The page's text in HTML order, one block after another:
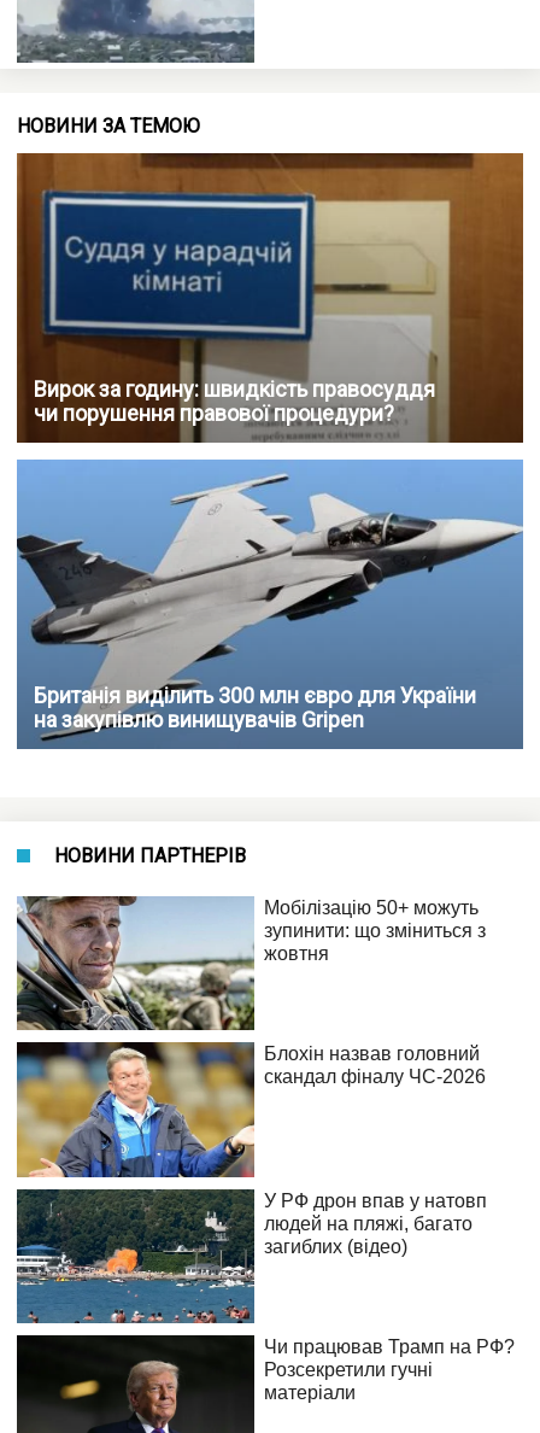
НОВИНИ ЗА ТЕМОЮ
Вирок за годину: швидкість правосуддя
чи порушення правової процедури?
Британія виділить 300 млн євро для України
на закупівлю винищувачів Gripen
НОВИНИ ПАРТНЕРІВ